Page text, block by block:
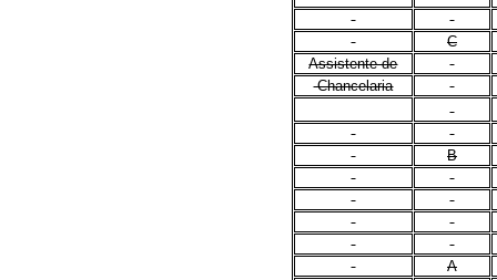
C
Assistente de
Chancelaria
B
A